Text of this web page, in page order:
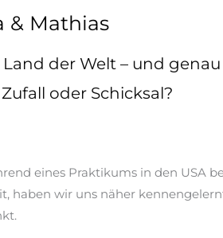
& Mathias
der Welt – und
oder Schicksal?
eines Praktikums in den USA
haben wir uns näher